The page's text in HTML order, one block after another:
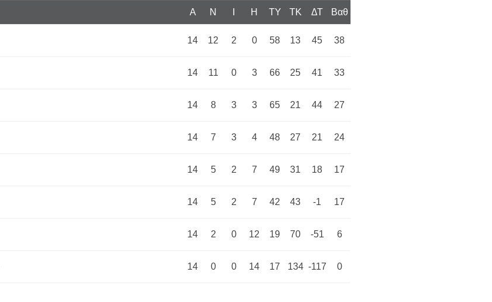
Α N H TY TK ΔΤ Βαθ
14 12 2 0 58 13 45 38
14 11 0 3 66 25 41 33
14 8 3 3 65 21 44 27
14 7 3 4 48 27 21 24
14 5 2 7 49 31 18 17
14 5 2 7 42 43 -1 17
14 2 0 12 19 70 -51 6
14 0 0 14 17 134 -117 0